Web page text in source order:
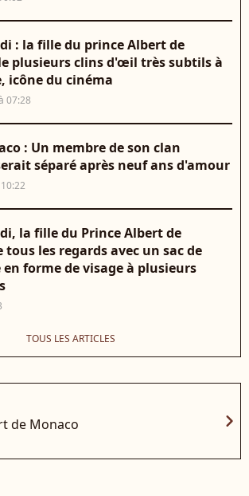
: la fille du prince Albert de
plusieurs clins d'œil très subtils à
icône du cinéma
07:28
: Un membre de son clan
séparé après neuf ans d'amour
la fille du Prince Albert de
les regards avec un sac de
forme de visage à plusieurs
TOUS LES ARTICLES
de Monaco chevron_right